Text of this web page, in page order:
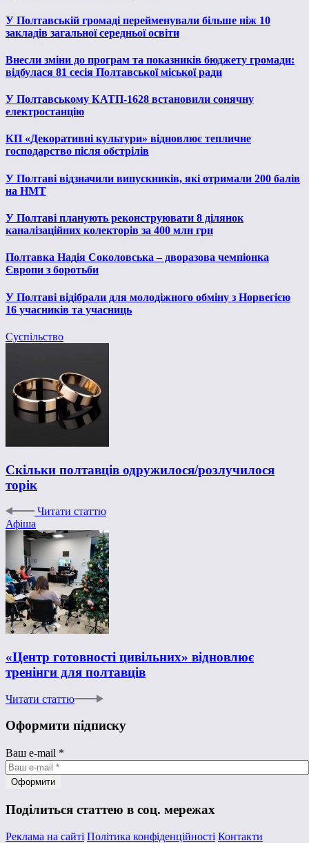
У Полтавській громаді перейменували більше ніж 10
закладів загальної середньої освіти
Внесли зміни до програм та показників бюджету громади:
відбулася 81 сесія Полтавської міської ради
У Полтавському КАТП-1628 встановили сонячну
електростанцію
КП «Декоративні культури» відновлює тепличне
господарство після обстрілів
У Полтаві відзначили випускників, які отримали 200 балів
на НМТ
У Полтаві планують реконструювати 8 ділянок
каналізаційних колекторів за 400 млн грн
Полтавка Надія Соколовська – дворазова чемпіонка
Європи з боротьби
У Полтаві відібрали для молодіжного обміну з Норвегією
16 учасників та учасниць
Суспільство
Скільки полтавців одружилося/розлучилося
торік
Читати статтю
Афіша
«Центр готовності цивільних» відновлює
тренінги для полтавців
Читати статтю
Оформити підписку
Ваш e-mail *
Поділиться статтею в соц. мережах
Реклама на сайті Політика конфіденційності Контакти